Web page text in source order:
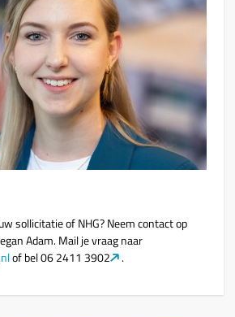
sollicitatie of NHG? Neem contact op
Adam. Mail je vraag naar
of bel 06 2411 3902 .